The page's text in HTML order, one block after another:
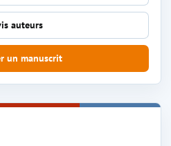
auteurs
un manuscrit